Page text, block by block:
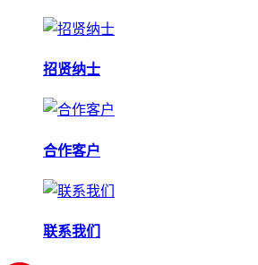
招贤纳士
合作客户
联系我们